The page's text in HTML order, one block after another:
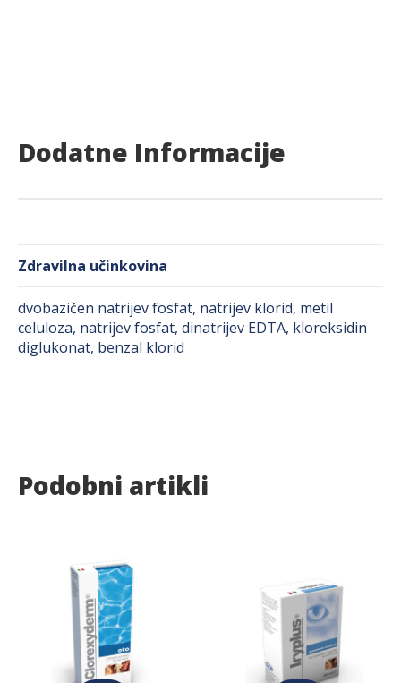
Dodatne Informacije
Zdravilna učinkovina
dvobazičen natrijev fosfat, natrijev klorid, metil
celuloza, natrijev fosfat, dinatrijev EDTA, kloreksidin
diglukonat, benzal klorid
Podobni artikli